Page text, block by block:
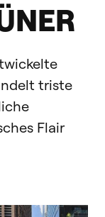
triste
Flair